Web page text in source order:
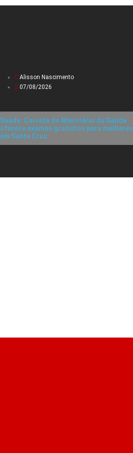
Alisson Nascimento
07/08/2026
Saúde: Carreta do Ministério da Saúde
oferece exames gratuitos para mulheres
em Santa Cruz